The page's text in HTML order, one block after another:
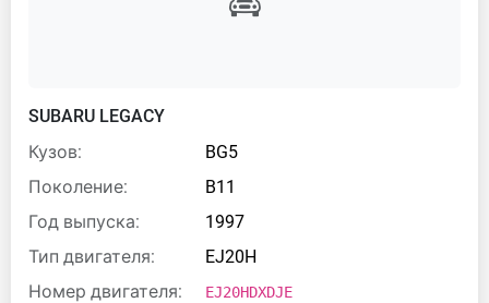
SUBARU LEGACY
Кузов:
BG5
Поколение:
B11
Год выпуска:
1997
Тип двигателя:
EJ20H
Номер двигателя:
EJ20HDXDJE